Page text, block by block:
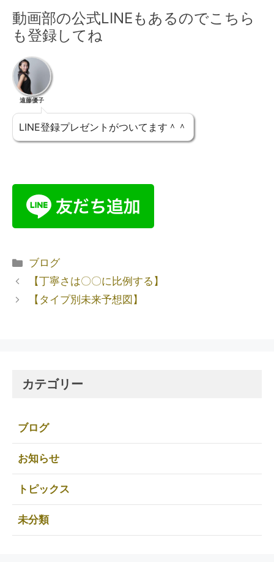
動画部の公式LINEもあるのでこちら
も登録してね
遠藤優子
LINE登録プレゼントがついてます＾＾
ブログ
【丁寧さは〇〇に比例する】
【タイプ別未来予想図】
カテゴリー
ブログ
お知らせ
トピックス
未分類